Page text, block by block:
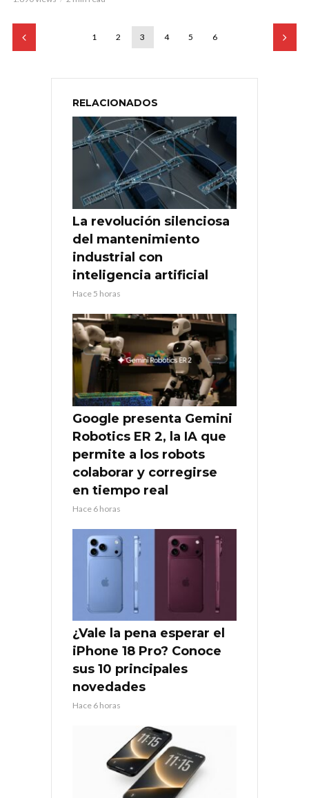
1 2 3 4 5 6
RELACIONADOS
La revolución silenciosa
del mantenimiento
industrial con
inteligencia artificial
Hace 5 horas
Google presenta Gemini
Robotics ER 2, la IA que
permite a los robots
colaborar y corregirse
en tiempo real
Hace 6 horas
¿Vale la pena esperar el
iPhone 18 Pro? Conoce
sus 10 principales
novedades
Hace 6 horas